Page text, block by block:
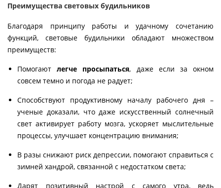
Преимущества световых будильников
Благодаря принципу работы и удачному сочетанию
функций, световые будильники обладают множеством
преимуществ:
Помогаютлегче просыпаться, даже если за окном
совсем темно и погода не радует;
Способствуют продуктивному началу рабочего дня –
ученые доказали, что даже искусственный солнечный
свет активирует работу мозга, ускоряет мыслительные
процессы, улучшает концентрацию внимания;
В разы снижают риск депрессии, помогают справиться с
зимней хандрой, связанной с недостатком света;
Дарят позитивный настрой с самого утра, ведь